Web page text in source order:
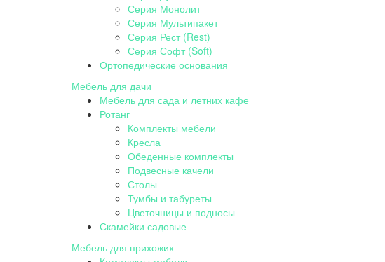
Серия Монолит
Серия Мультипакет
Серия Рест (Rest)
Серия Софт (Soft)
Ортопедические основания
Мебель для дачи
Мебель для сада и летних кафе
Ротанг
Комплекты мебели
Кресла
Обеденные комплекты
Подвесные качели
Столы
Тумбы и табуреты
Цветочницы и подносы
Скамейки садовые
Мебель для прихожих